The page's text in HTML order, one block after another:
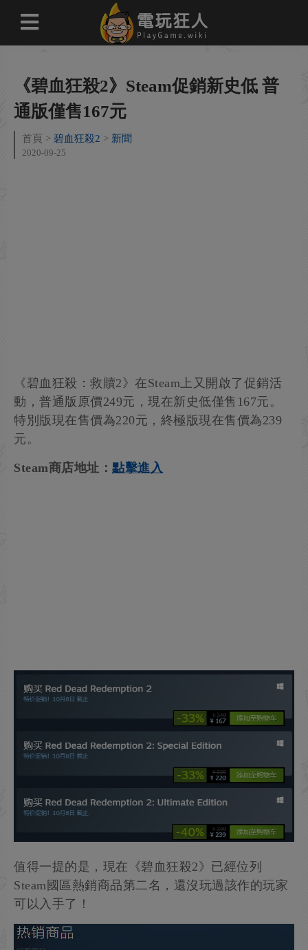
《碧血狂殺2》Steam促銷新史低 普
通版僅售167元
首頁 碧血狂殺2 新聞
2020-09-25
《碧血狂殺：救贖2》在Steam上又開啟了促銷活
動，普通版原價249元，現在新史低僅售167元。
特別版現在售價為220元，終極版現在售價為239
元。
Steam商店地址： 點擊進入
值得一提的是，現在《碧血狂殺2》已經位列
Steam國區熱銷商品第二名，還沒玩過該作的玩家
可以入手了！